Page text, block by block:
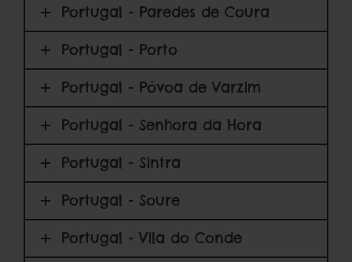
Portugal - Paredes de Coura
Portugal - Porto
Portugal - Póvoa de Varzim
Portugal - Senhora da Hora
Portugal - Sintra
Portugal - Soure
Portugal - Vila do Conde